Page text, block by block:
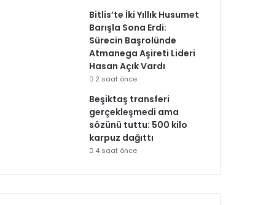
Bitlis’te İki Yıllık Husumet
Barışla Sona Erdi:
Sürecin Başrolünde
Atmanega Aşireti Lideri
Hasan Açık Vardı
2 saat önce
Beşiktaş transferi
gerçekleşmedi ama
sözünü tuttu: 500 kilo
karpuz dağıttı
4 saat önce